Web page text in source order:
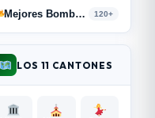
Mejores Bombas y Retahílas 120+
LOS 11 CANTONES